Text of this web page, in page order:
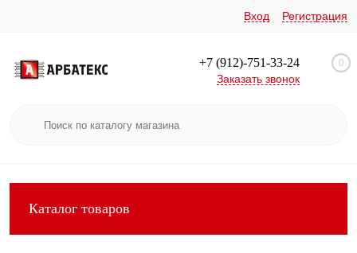
Вход Регистрация
+7 (912)-751-33-24
Заказать звонок
0
Каталог товаров